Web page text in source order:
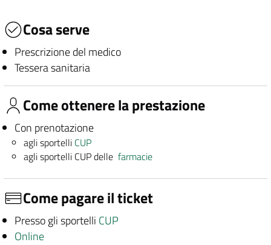
Cosa serve
Prescrizione del medico
Tessera sanitaria
Come ottenere la prestazione
Con prenotazione
agli sportelli CUP
agli sportelli CUP dellefarmacie
Come pagare il ticket
Presso gli sportelli CUP
Online